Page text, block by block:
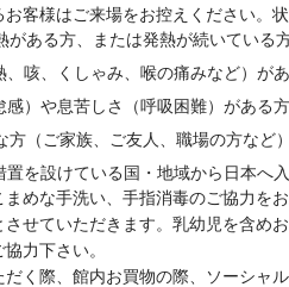
客様はご来場をお控えください。
ある方、または発熱が続いている
、咳、くしゃみ、喉の痛みなど）が
感）や息苦しさ（呼吸困難）がある方
方（ご家族、ご友人、職場の方など
置を設けている国・地域から日本へ
めな手洗い、手指消毒のご協力をお
せていただきます。乳幼児を含めお
力下さい。
く際、館内お買物の際、ソーシャル